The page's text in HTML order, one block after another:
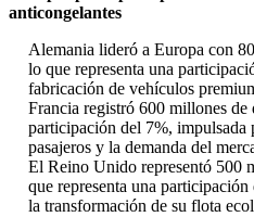
anticongelantes
Alemania lideró a Europa con
lo que representa una
fabricación de vehículos
Francia registró 600 millones de
participación del 7%, impulsada
pasajeros y la demanda del
El Reino Unido representó 500
que representa una
la transformación de su flota